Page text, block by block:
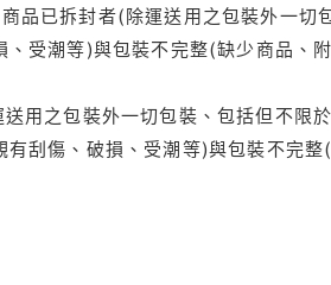
品已拆封者(除運送用之包裝外一切
受潮等)與包裝不完整(缺少商品、
用之包裝外一切包裝、包括但不限
刮傷、破損、受潮等)與包裝不完整